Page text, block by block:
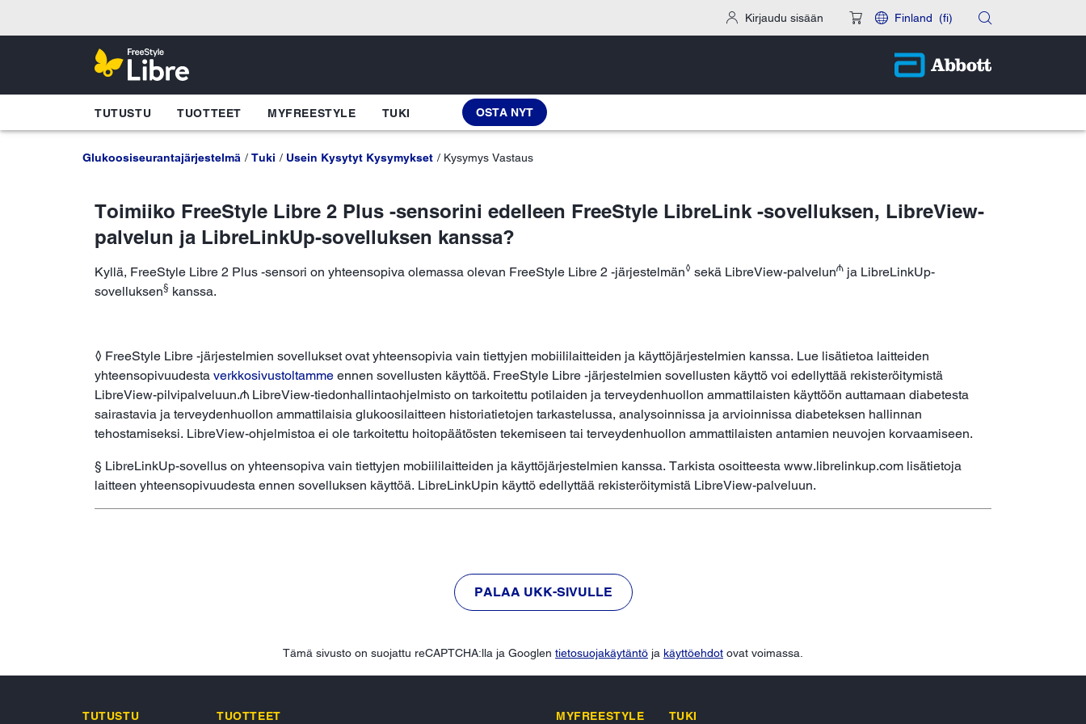
Kirjaudu sisään Finland (fi)
TUTUSTU TUOTTEET MYFREESTYLE TUKI OSTA NYT
Glukoosiseurantajärjestelmä Tuki Usein Kysytyt Kysymykset Kysymys Vastaus
Toimiiko FreeStyle Libre 2 Plus -sensorini edelleen FreeStyle LibreLink -sovelluksen, LibreView-
palvelun ja LibreLinkUp-sovelluksen kanssa?
Kyllä, FreeStyle Libre 2 Plus -sensori on yhteensopiva olemassa olevan FreeStyle Libre 2 -järjestelmän◊ sekä LibreView-palvelun₼ ja LibreLinkUp-
sovelluksen§ kanssa.
◊ FreeStyle Libre -järjestelmien sovellukset ovat yhteensopivia vain tiettyjen mobiililaitteiden ja käyttöjärjestelmien kanssa. Lue lisätietoa laitteiden
yhteensopivuudesta verkkosivustoltamme ennen sovellusten käyttöä. FreeStyle Libre -järjestelmien sovellusten käyttö voi edellyttää rekisteröitymistä
LibreView-pilvipalveluun.₼ LibreView-tiedonhallintaohjelmisto on tarkoitettu potilaiden ja terveydenhuollon ammattilaisten käyttöön auttamaan diabetesta
sairastavia ja terveydenhuollon ammattilaisia glukoosilaitteen historiatietojen tarkastelussa, analysoinnissa ja arvioinnissa diabeteksen hallinnan
tehostamiseksi. LibreView-ohjelmistoa ei ole tarkoitettu hoitopäätösten tekemiseen tai terveydenhuollon ammattilaisten antamien neuvojen korvaamiseen.
§ LibreLinkUp-sovellus on yhteensopiva vain tiettyjen mobiililaitteiden ja käyttöjärjestelmien kanssa. Tarkista osoitteesta www.librelinkup.com lisätietoja
laitteen yhteensopivuudesta ennen sovelluksen käyttöä. LibreLinkUpin käyttö edellyttää rekisteröitymistä LibreView-palveluun.
PALAA UKK-SIVULLE
Tämä sivusto on suojattu reCAPTCHA:lla ja Googlen tietosuojakäytäntö ja käyttöehdot ovat voimassa.
TUTUSTU TUOTTEET MYFREESTYLE TUKI